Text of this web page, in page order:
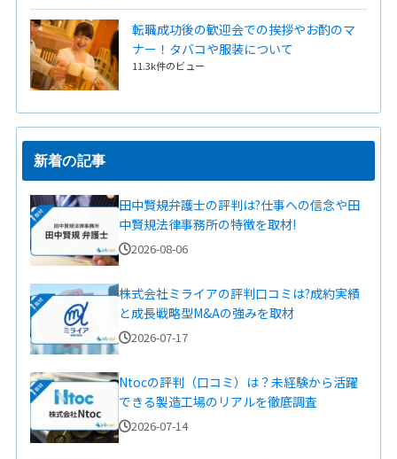
転職成功後の歓迎会での挨拶やお酌のマ
ナー！タバコや服装について
11.3k件のビュー
新着の記事
田中賢規弁護士の評判は?仕事への信念や田
中賢規法律事務所の特徴を取材!
2026-08-06
株式会社ミライアの評判口コミは?成約実績
と成長戦略型M&Aの強みを取材
2026-07-17
Ntocの評判（口コミ）は？未経験から活躍
できる製造工場のリアルを徹底調査
2026-07-14